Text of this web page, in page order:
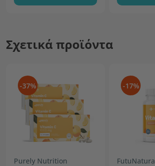
Σχετικά προϊόντα
-37%
Purely Nutrition
-17%
FutuNatura